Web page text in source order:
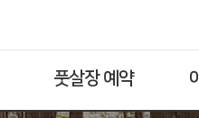
풋살장 예약